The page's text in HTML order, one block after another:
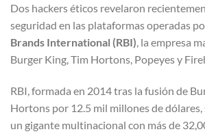
Dos hackers éticos revelaron
seguridad en las plataformas operadas
Brands International (RBI), la empresa
Burger King, Tim Hortons, Popeyes y
RBI, formada en 2014 tras la fusión de
Hortons por 12.5 mil millones de
un gigante multinacional con más de